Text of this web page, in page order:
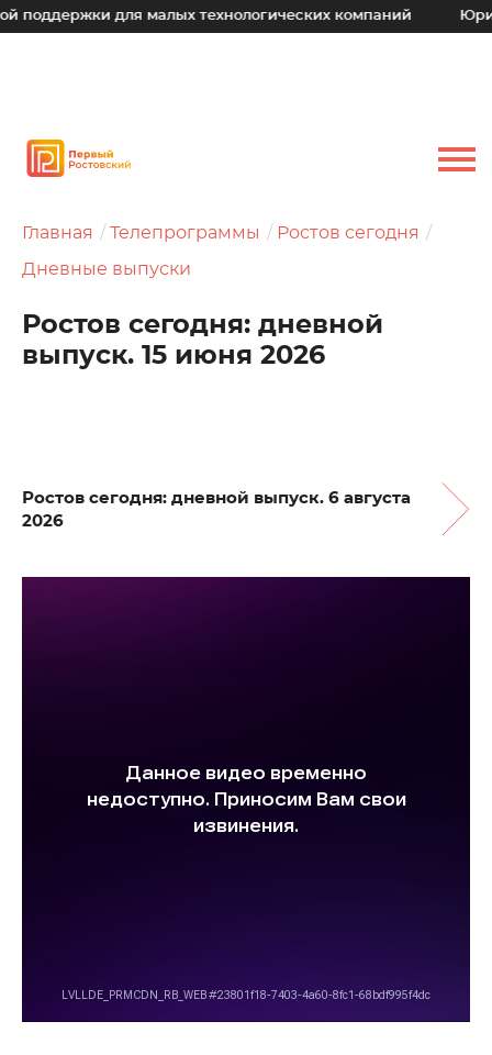
для малых технологических компаний Юрий
Главная Телепрограммы Ростов сегодня
Дневные выпуски
Ростов сегодня: дневной
выпуск. 15 июня 2026
Ростов сегодня: дневной выпуск. 6 августа
2026